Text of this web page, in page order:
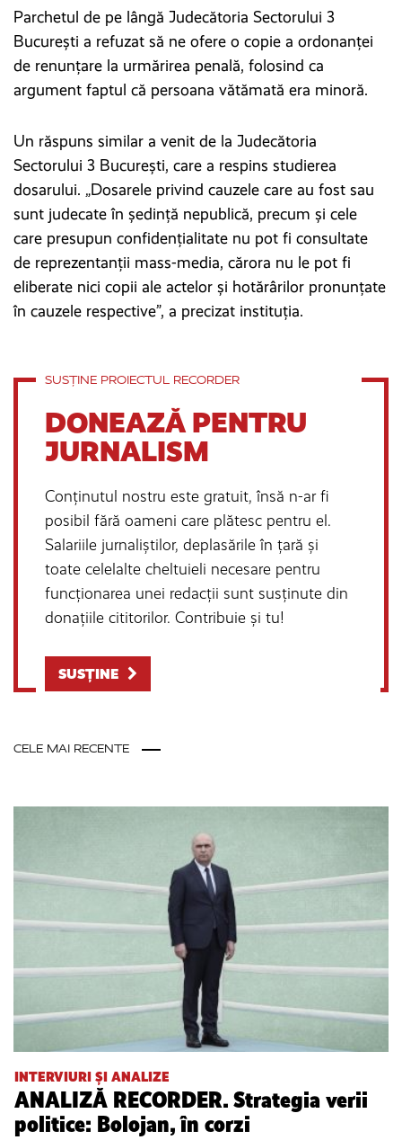
Parchetul de pe lângă Judecătoria Sectorului 3
Bucureşti a refuzat să ne ofere o copie a ordonanței
de renunțare la urmărirea penală, folosind ca
argument faptul că persoana vătămată era minoră.
Un răspuns similar a venit de la Judecătoria
Sectorului 3 București, care a respins studierea
dosarului. „Dosarele privind cauzele care au fost sau
sunt judecate în ședință nepublică, precum și cele
care presupun confidențialitate nu pot fi consultate
de reprezentanții mass-media, cărora nu le pot fi
eliberate nici copii ale actelor și hotărârilor pronunțate
în cauzele respective”, a precizat instituția.
SUSȚINE PROIECTUL RECORDER
DONEAZĂ PENTRU
JURNALISM
Conținutul nostru este gratuit, însă n-ar fi
posibil fără oameni care plătesc pentru el.
Salariile jurnaliștilor, deplasările în țară și
toate celelalte cheltuieli necesare pentru
funcționarea unei redacții sunt susținute din
donațiile cititorilor. Contribuie și tu!
SUSȚINE
CELE MAI RECENTE
INTERVIURI ȘI ANALIZE
ANALIZĂ RECORDER. Strategia verii
politice: Bolojan, în corzi